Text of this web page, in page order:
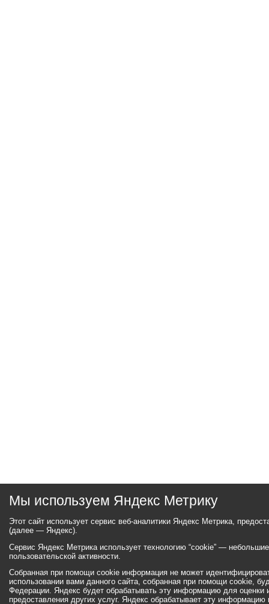
Мы используем Яндекс Метрику
Этот сайт использует сервис веб-аналитики Яндекс Метрика,
(далее — Яндекс).
Сервис Яндекс Метрика использует технологию “cookie” —
пользовательской активности.
Собранная при помощи cookie информация не может
использовании вами данного сайта, собранная при помощи cookie,
Федерации. Яндекс будет обрабатывать эту информацию для оценки
предоставления других услуг. Яндекс обрабатывает эту